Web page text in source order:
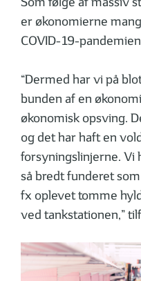
er økonomierne
COVID-19-
“Dermed har vi på
bunden af en
økonomisk opsving.
og det har haft en
forsyningslinjerne. Vi
så bredt funderet
fx oplevet tomme
ved tankstationen,”